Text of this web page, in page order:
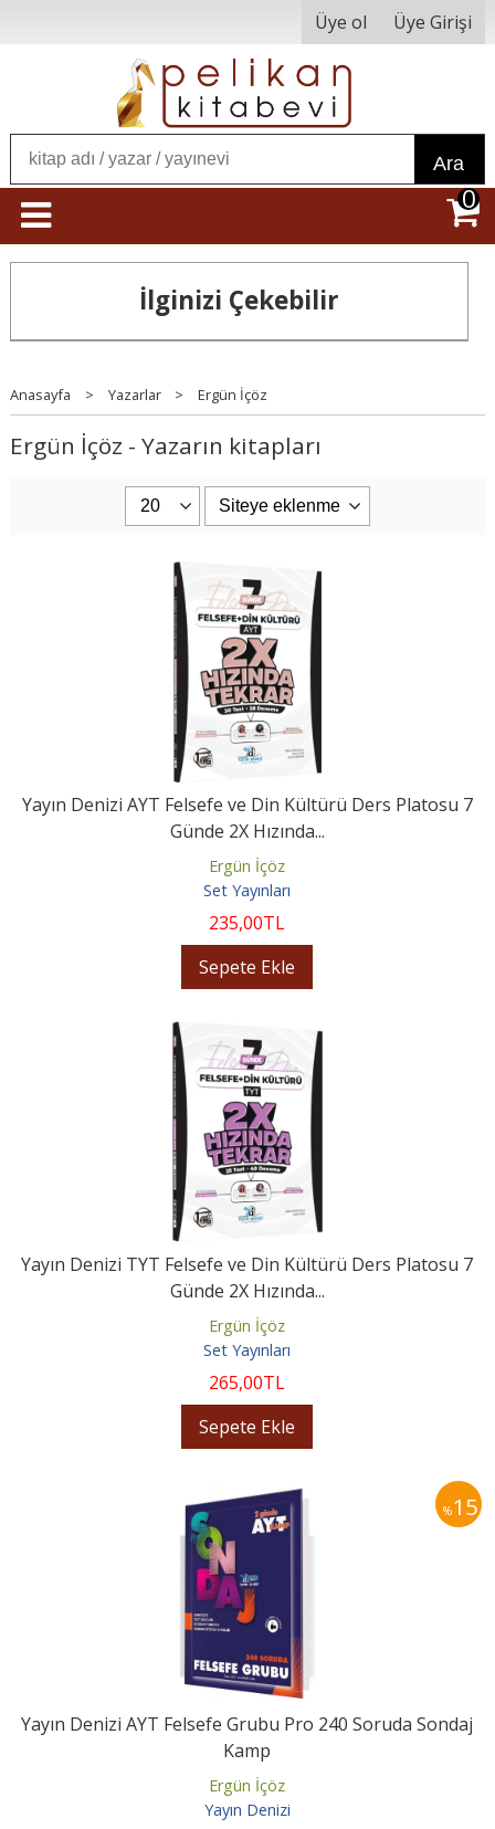
Üye ol Üye Girişi
Ara
0
İlginizi Çekebilir
Anasayfa > Yazarlar > Ergün İçöz
Ergün İçöz - Yazarın kitapları
Yayın Denizi AYT Felsefe ve Din Kültürü Ders Platosu 7
Günde 2X Hızında...
Ergün İçöz
Set Yayınları
235,00TL
Sepete Ekle
Yayın Denizi TYT Felsefe ve Din Kültürü Ders Platosu 7
Günde 2X Hızında...
Ergün İçöz
Set Yayınları
265,00TL
Sepete Ekle
%15
Yayın Denizi AYT Felsefe Grubu Pro 240 Soruda Sondaj
Kamp
Ergün İçöz
Yayın Denizi